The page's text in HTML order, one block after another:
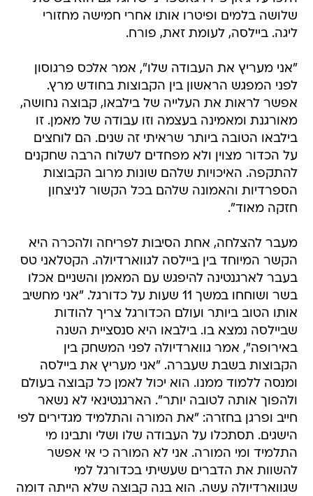
שלושה בלמים ופיטרו אותו אחרי חמישה מחזורי
ליגה. ביילסה, לעומת זאת, פורח.
"אני מעריץ את העבודה שלו", אמר אלכס פרגוסון
לפני המפגש הראשון בין הקבוצות בחודש מרץ.
אפשר לראות את העלייה של בילבאו, קבוצה נחושה,
מאורגנת ומאמינה בעצמה וזו עבודה של מאמן. זו
בילבאו הטובה ביותר שראיתי זה שנים. הם לוחצים
על הכדור מצוין ולא מפחדים לשלוח הרבה שחקנים
להתקפה. האיכויות שלהם שונות מרוב הקבוצות
הספרדיות והאמונה שלהם בכל הקשור לניצחון
חזקה מאוד".
מעבר להצלחה, אחת הסיבות לפריחה ולהכרה היא
הקשר המיוחד בין ביילסה לגווארדיולה. הקטלאני טס
בעבר לארגנטינה להיפגש עם המאמן והשניים אכלו
בשר ושוחחו במשך 11 שעות על כדורגל. "אני מחשיב
אותו הטוב ביותר ועולם הכדורגל צריך להודות
שביילסה נמצא בו. בילבאו היא סנסציית השנה
באירופה", אמר גווארדיולה לפני המשחק בין
הקבוצות בשבת שעברה. "אני מעריץ את ביילסה
ומנסה ללמוד ממנו. הוא יכול לאמן כל קבוצה בעולם
ולהפוך אותה לטובה יותר". הארגנטינאי לא נשאר
חייב ופרגן בחזרה: "את המורה והתלמיד מגדירים לפי
הישגים. תסתכלו על העבודה שלו ושלי ותבינו מי
התלמיד ומי המורה. אני לא המורה כי אי אפשר
להשוות את הדברים שעשיתי בכדורגל למי
שגווארדיולה עשה. הוא בנה קבוצה שלא הייתה דומה